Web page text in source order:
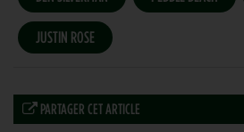
JUSTIN ROSE
PARTAGER CET ARTICLE